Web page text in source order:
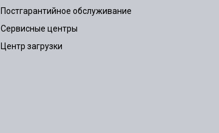
Постгарантийное обслуживание
Сервисные центры
Центр загрузки